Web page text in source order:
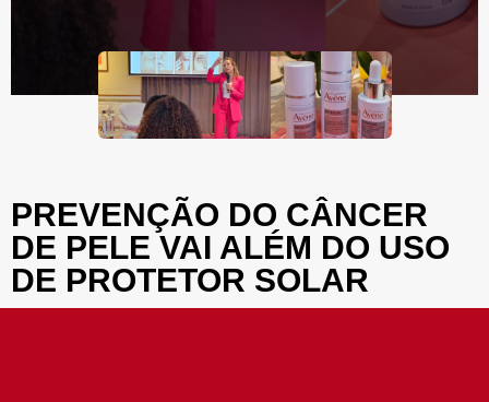
PREVENÇÃO DO CÂNCER
DE PELE VAI ALÉM DO USO
DE PROTETOR SOLAR